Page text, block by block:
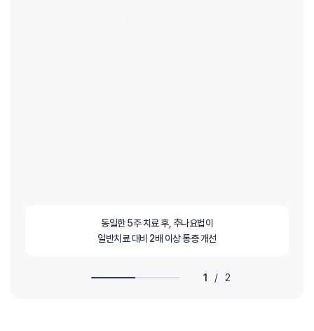
동일한 5주 치료 후, 추나요법이
일반치료 대비 2배 이상 통증 개선
1 / 2